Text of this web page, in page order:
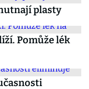
plasty
Pomůže lék